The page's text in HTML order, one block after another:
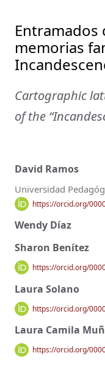
Entramados
memorias
Cartographic
of the
David Ramos
Universidad
https://orcid.org/
Wendy Díaz
Sharon Benítez
https://orcid.org/
Laura Solano
https://orcid.org/
Laura Camila
https://orcid.org/